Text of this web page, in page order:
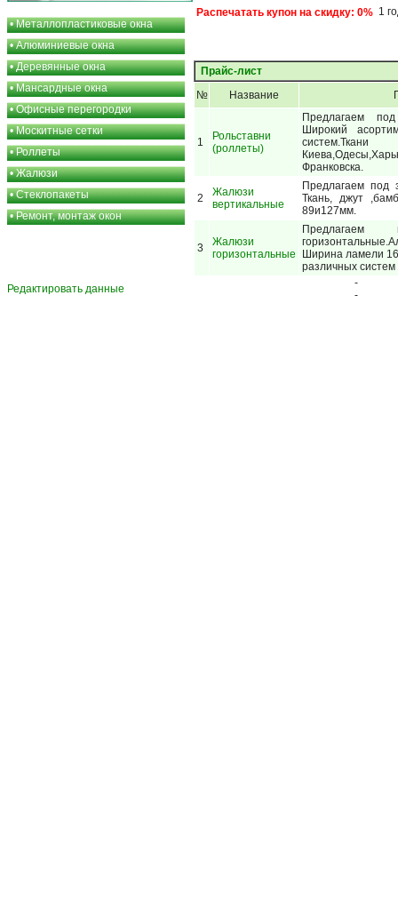
•Металлопластиковые окна
•Алюминиевые окна
•Деревянные окна
•Мансардные окна
•Офисные перегородки
•Москитные сетки
•Роллеты
•Жалюзи
•Стеклопакеты
•Ремонт, монтаж окон
Распечатать купон на скидку: 0% 1
Прайс-лист
№
Название
1
Рольставни
(роллеты)
Предлагаем
Широкий
Франковска.
2
Жалюзи
вертикальные
Предлагаем под
Ткань, джут
89и127мм.
3
Жалюзи
горизонтальные
Ширина ламели
различных
Редактировать данные
-
-